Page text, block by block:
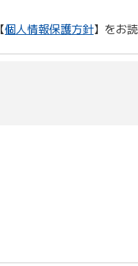
【個人情報保護方針】をお